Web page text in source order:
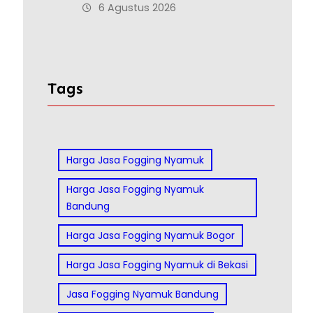
6 Agustus 2026
Tags
Harga Jasa Fogging Nyamuk
Harga Jasa Fogging Nyamuk
Bandung
Harga Jasa Fogging Nyamuk Bogor
Harga Jasa Fogging Nyamuk di Bekasi
Jasa Fogging Nyamuk Bandung